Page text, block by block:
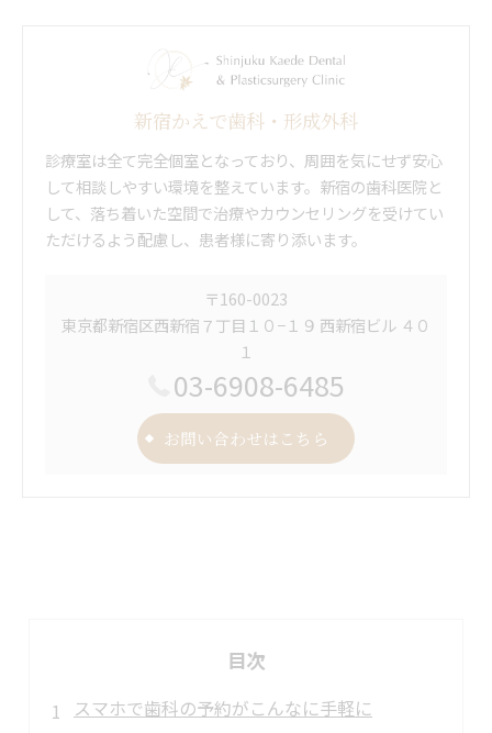
新宿かえで歯科・形成外科
診療室は全て完全個室となっており、周囲を気にせず安心
して相談しやすい環境を整えています。新宿の歯科医院と
して、落ち着いた空間で治療やカウンセリングを受けてい
ただけるよう配慮し、患者様に寄り添います。
〒160-0023
東京都新宿区西新宿７丁目１０−１９ 西新宿ビル ４０
１
03-6908-6485
お問い合わせはこちら
目次
スマホで歯科の予約がこんなに手軽に